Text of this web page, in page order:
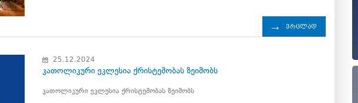
ვრცლად
25.12.2024
კათოლიკური ეკლესია ქრისტეშობას ზეიმობს
კათოლიკური ეკლესია ქრისტეშობას ზეიმობს